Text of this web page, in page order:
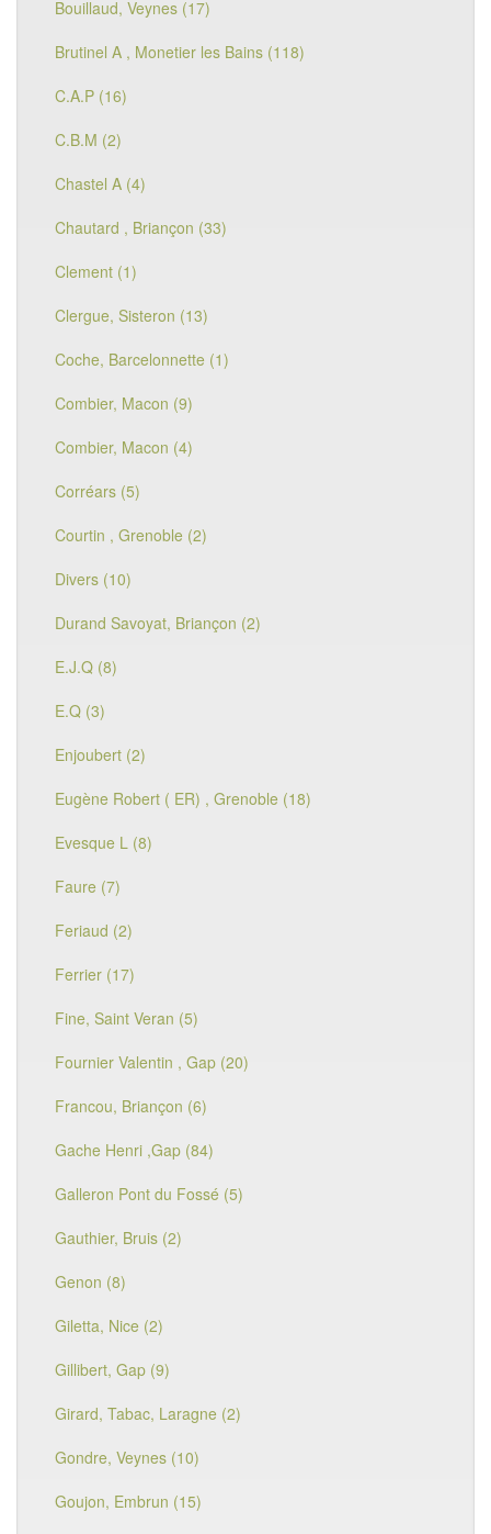
Bouillaud, Veynes (17)
Brutinel A , Monetier les Bains (118)
C.A.P (16)
C.B.M (2)
Chastel A (4)
Chautard , Briançon (33)
Clement (1)
Clergue, Sisteron (13)
Coche, Barcelonnette (1)
Combier, Macon (9)
Combier, Macon (4)
Corréars (5)
Courtin , Grenoble (2)
Divers (10)
Durand Savoyat, Briançon (2)
E.J.Q (8)
E.Q (3)
Enjoubert (2)
Eugène Robert ( ER) , Grenoble (18)
Evesque L (8)
Faure (7)
Feriaud (2)
Ferrier (17)
Fine, Saint Veran (5)
Fournier Valentin , Gap (20)
Francou, Briançon (6)
Gache Henri ,Gap (84)
Galleron Pont du Fossé (5)
Gauthier, Bruis (2)
Genon (8)
Giletta, Nice (2)
Gillibert, Gap (9)
Girard, Tabac, Laragne (2)
Gondre, Veynes (10)
Goujon, Embrun (15)